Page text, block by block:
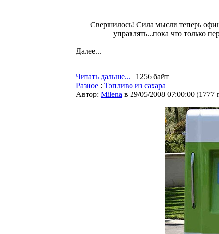
Свершилось! Сила мысли теперь
управлять...пока что только
Далее...
Читать дальше... | 1256 байт
Разное : Топливо из сахара
Автор: Milena в 29/05/2008 07:00:00 (1777